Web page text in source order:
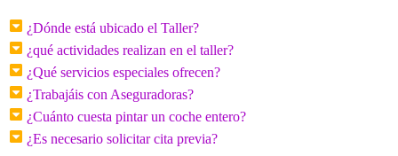
¿Dónde está ubicado el Taller?
¿qué actividades realizan en el taller?
¿Qué servicios especiales ofrecen?
¿Trabajáis con Aseguradoras?
¿Cuánto cuesta pintar un coche entero?
¿Es necesario solicitar cita previa?